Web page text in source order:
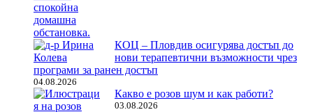
КОЦ – Пловдив осигурява достъп до
нови терапевтични възможности чрез
програми за ранен достъп
04.08.2026
Какво е розов шум и как работи?
03.08.2026